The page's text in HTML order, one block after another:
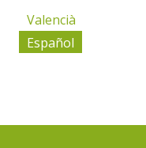
Valencià
Español